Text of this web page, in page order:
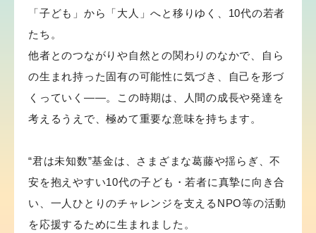
「子ども」から「大人」へと移りゆく、10代の若者
たち。
他者とのつながりや自然との関わりのなかで、自ら
の生まれ持った固有の可能性に気づき、自己を形づ
くっていく――。この時期は、人間の成長や発達を
考えるうえで、極めて重要な意味を持ちます。
“君は未知数”基金は、さまざまな葛藤や揺らぎ、不
安を抱えやすい10代の子ども・若者に真摯に向き合
い、一人ひとりのチャレンジを支えるNPO等の活動
を応援するために生まれました。